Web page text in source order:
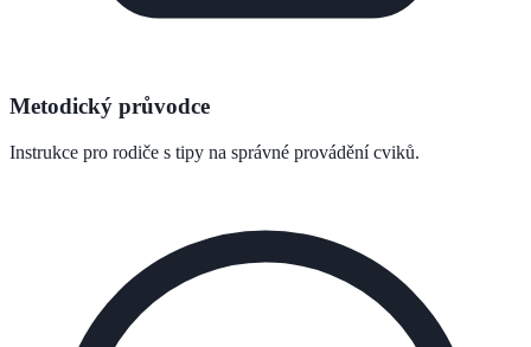
Metodický průvodce
Instrukce pro rodiče s tipy na správné provádění cviků.